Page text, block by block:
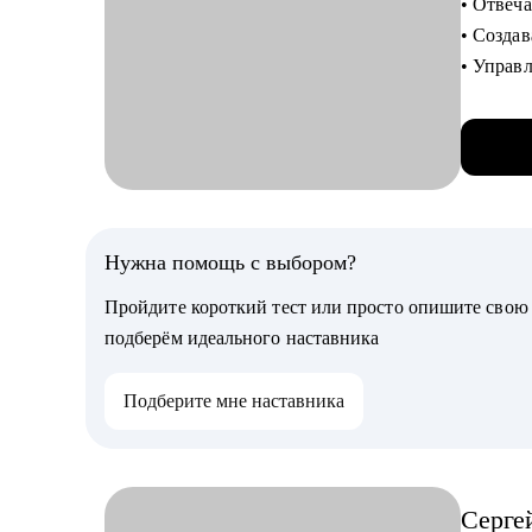
•
•
•
•
•
С чем
•
Нужна помощь с выбором?
Пройдите короткий тест или просто опишите
подберём идеального наставника
Подберите мне наставника